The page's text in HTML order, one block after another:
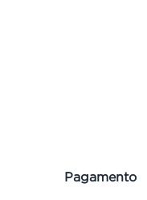
Pagamento